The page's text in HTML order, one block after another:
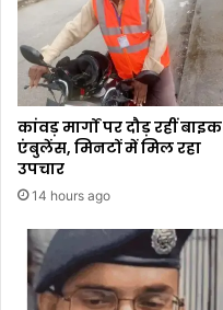
कांवड़ मार्गों पर दौड़ रहीं बाइक
एंबुलेंस, मिनटों में मिल रहा
उपचार
14 hours ago